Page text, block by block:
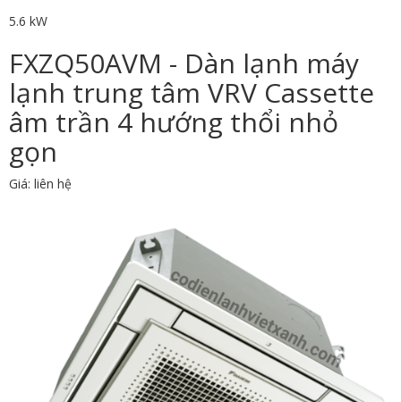
5.6 kW
FXZQ50AVM - Dàn lạnh máy
lạnh trung tâm VRV Cassette
âm trần 4 hướng thổi nhỏ
gọn
Giá: liên hệ